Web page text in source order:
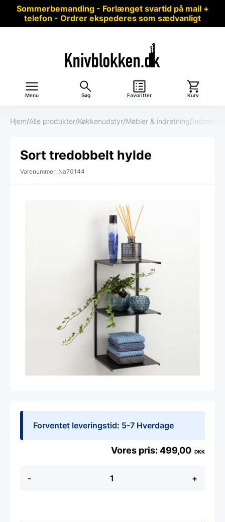
Sommerbemanding - Forlænget svartid på mail +
telefon - Ordrer ekspederes som sædvanligt
Menu Søg Favoritter Kurv
Hjem/Alle produkter/Køkkenudstyr/Møbler & indretning/
Sort tredobbelt hylde
Varenummer: Na70144
Forventet leveringstid: 5-7 Hverdage
-
tredobbelt
+
499,00 DKK